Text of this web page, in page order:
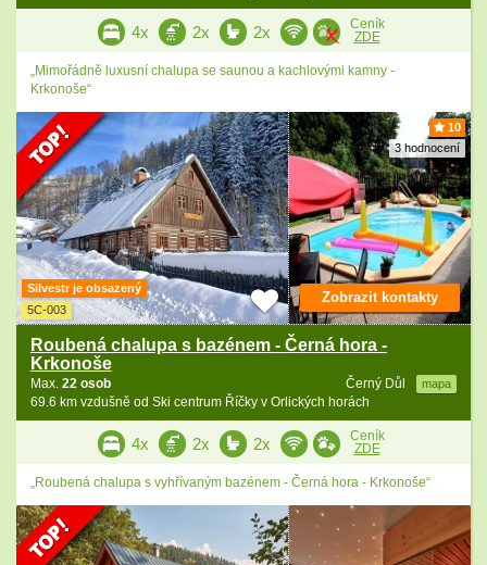
4x 2x 2x
Ceník
ZDE
„Mimořádně luxusní chalupa se saunou a kachlovými kamny -
Krkonoše“
10
3 hodnocení
Silvestr je obsazený
5C-003
Roubená chalupa s bazénem - Černá hora -
Krkonoše
Černý Důl mapa
Max. 22 osob
69.6 km vzdušně od Ski centrum Říčky v Orlických horách
Zobrazit kontakty
4x 2x 2x
Ceník
ZDE
„Roubená chalupa s vyhřívaným bazénem - Černá hora - Krkonoše“